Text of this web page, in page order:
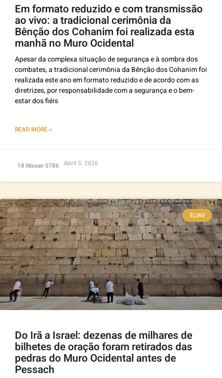
Em formato reduzido e com transmissão
ao vivo: a tradicional cerimônia da
Bênção dos Cohanim foi realizada esta
manhã no Muro Ocidental
Apesar da complexa situação de segurança e à sombra dos
combates, a tradicional cerimônia da Bênção dos Cohanim foi
realizada este ano em formato reduzido e de acordo com as
diretrizes, por responsabilidade com a segurança e o bem-
estar dos fiéis
READ MORE »
18 Nissan 5786 Abril 5, 2026
ELIAV
Do Irã a Israel: dezenas de milhares de
bilhetes de oração foram retirados das
pedras do Muro Ocidental antes de
Pessach